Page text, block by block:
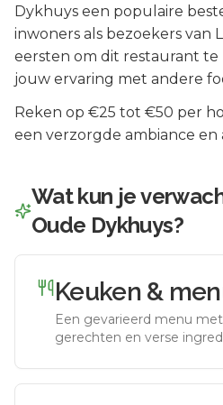
Dykhuys een populaire
inwoners als bezoekers van
eersten om dit restaurant te
jouw ervaring met andere
Reken op €25 tot €50 per
een verzorgde ambiance en
Wat kun je
Oude Dykhuys?
Keuken &
Een gevarieerd menu
gerechten en verse